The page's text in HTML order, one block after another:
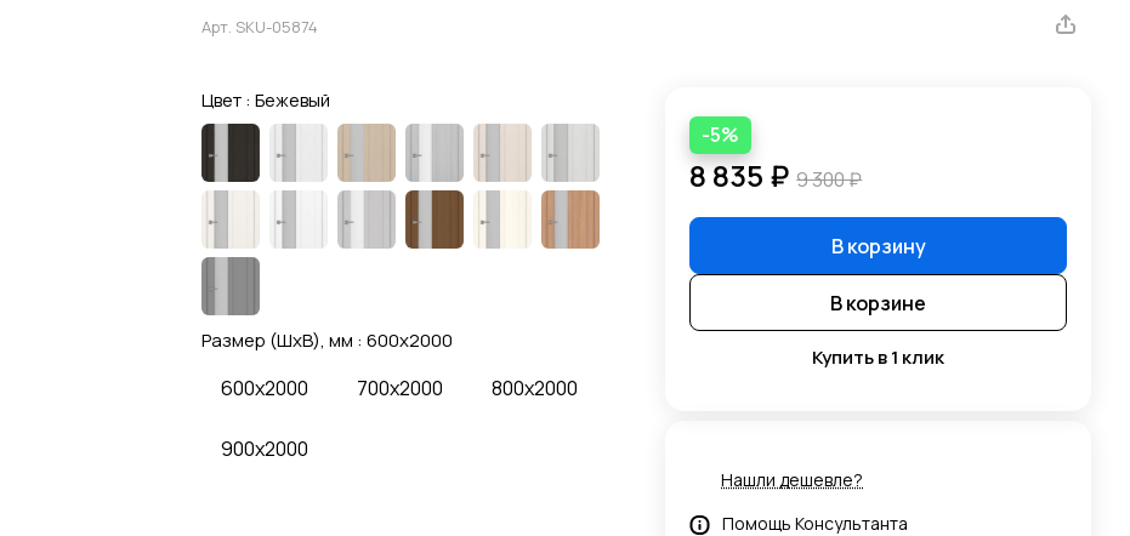
Арт. SKU-05874
Цвет : Бежевый
Размер (ШхВ), мм : 600x2000
600x2000 700x2000 800x2000
900x2000
-5%
8 835 ₽ 9 300 ₽
В корзину
В корзине
Купить в 1 клик
Нашли дешевле?
Помощь Консультанта